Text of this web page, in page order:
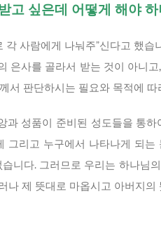
고 싶은데 어떻게 해야 하
각 사람에게 나눠주”신다고 했
은사를 골라서 받는 것이 아니
서 판단하시는 필요와 목적에
과 성품이 준비된 성도들을 통
그리고 누구에서 나타나게 되
니다. 그러므로 우리는 하나님
나 제 뜻대로 마옵시고 아버지